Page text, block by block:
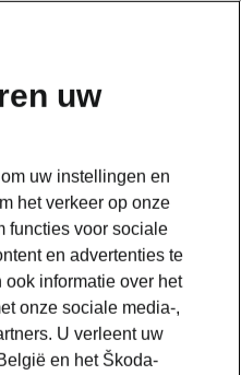
uw
uw instellingen en
het verkeer op onze
functies voor sociale
en advertenties te
informatie over het
onze sociale media-,
U verleent uw
en het Škoda-